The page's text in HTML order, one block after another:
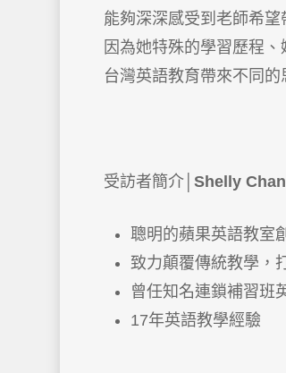
能夠深深感受到老師希
因為她特殊的學習歷程
台灣英語教育帶來不同的
受訪者簡介│ Shelly
聰明的蘋果英語教室
致力顛覆傳統教學，
曾任知名連鎖補習班
17年英語教學經驗